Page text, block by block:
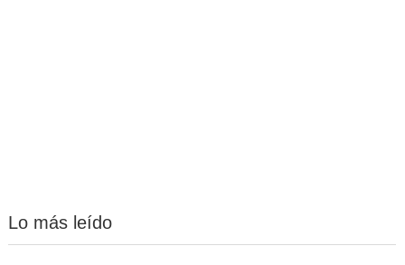
Lo más leído